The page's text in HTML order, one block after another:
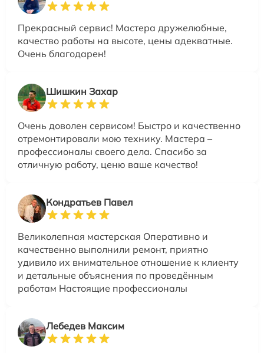
Прекрасный сервис! Мастера дружелюбные,
качество работы на высоте, цены адекватные.
Очень благодарен!
Шишкин Захар
Очень доволен сервисом! Быстро и качественно
отремонтировали мою технику. Мастера –
профессионалы своего дела. Спасибо за
отличную работу, ценю ваше качество!
Кондратьев Павел
Великолепная мастерская Оперативно и
качественно выполнили ремонт, приятно
удивило их внимательное отношение к клиенту
и детальные объяснения по проведённым
работам Настоящие профессионалы
Лебедев Максим